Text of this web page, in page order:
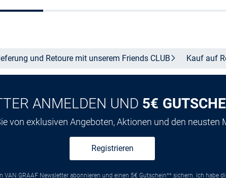
auswählen
und Retoure mit unserem Friends CLUB Kauf auf
ANMELDEN UND 5€
von exklusiven Angeboten, Aktionen und den neusten
Registrieren
VAN GRAAF Newsletter abonnieren und einen 5€ Gutschein** sichern. Ich habe